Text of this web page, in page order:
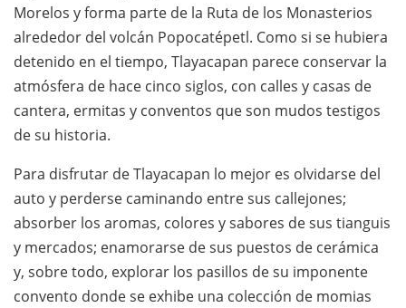
Morelos y forma parte de la Ruta de los Monasterios
alrededor del volcán Popocatépetl. Como si se hubiera
detenido en el tiempo, Tlayacapan parece conservar la
atmósfera de hace cinco siglos, con calles y casas de
cantera, ermitas y conventos que son mudos testigos
de su historia.
Para disfrutar de Tlayacapan lo mejor es olvidarse del
auto y perderse caminando entre sus callejones;
absorber los aromas, colores y sabores de sus tianguis
y mercados; enamorarse de sus puestos de cerámica
y, sobre todo, explorar los pasillos de su imponente
convento donde se exhibe una colección de momias